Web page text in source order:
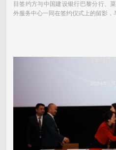
目签约方与中国建设银行巴黎分行、
外服务中心一同在签约仪式上的留影，